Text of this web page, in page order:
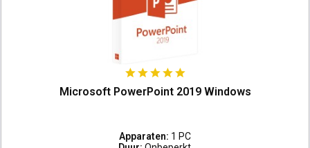
Microsoft PowerPoint 2019 Windows
Apparaten: 1 PC